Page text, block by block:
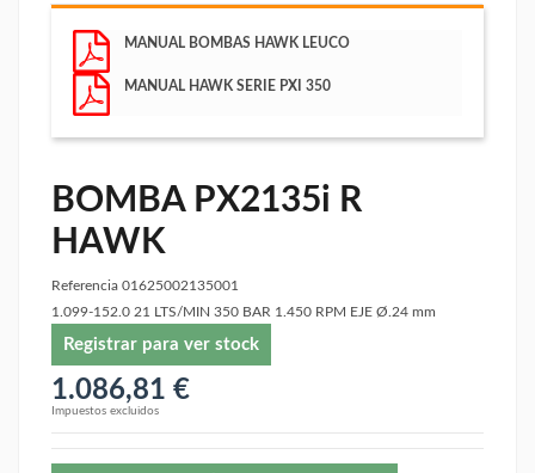
MANUAL BOMBAS HAWK LEUCO
MANUAL HAWK SERIE PXI 350
BOMBA PX2135i R
HAWK
Referencia 01625002135001
1.099-152.0 21 LTS/MIN 350 BAR 1.450 RPM EJE Ø.24 mm
Registrar para ver stock
1.086,81 €
Impuestos excluidos